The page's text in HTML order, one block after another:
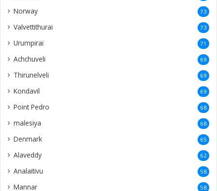
Norway 73
Valvettithurai 73
Urumpirai 71
Achchuveli 69
Thirunelveli 69
Kondavil 69
Point Pedro 68
malesiya 68
Denmark 65
Alaveddy 62
Analaitivu 58
Mannar 58